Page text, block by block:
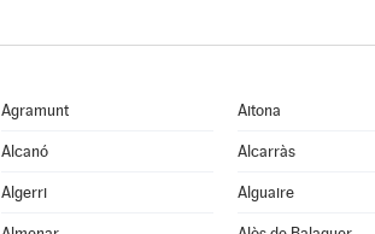
Agramunt Aitona
Alcanó Alcarràs
Algerri Alguaire